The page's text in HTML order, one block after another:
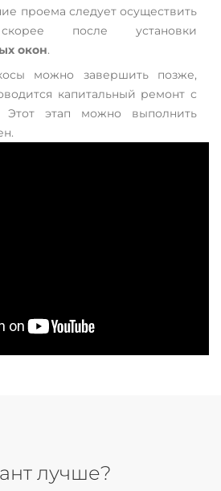
проема следует осуществить
после установки
окон.
можно завершить позже,
капитальный ремонт с
Этот этап можно выполнить
лучше?